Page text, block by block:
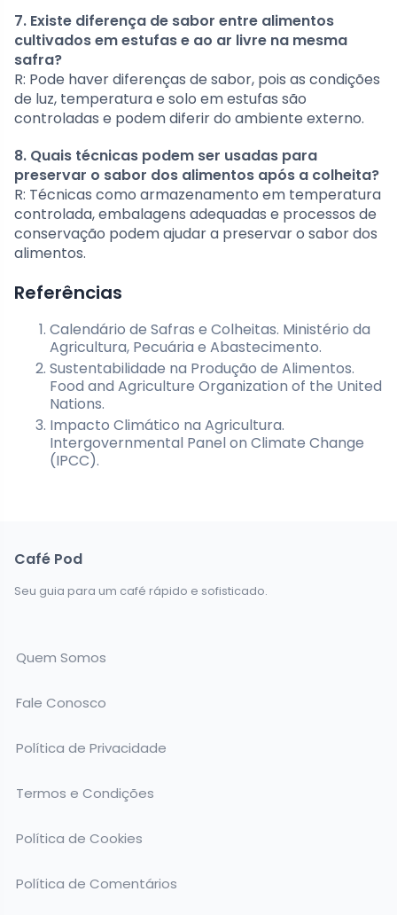
7. Existe diferença de sabor entre alimentos
cultivados em estufas e ao ar livre na mesma
safra?
R: Pode haver diferenças de sabor, pois as condições
de luz, temperatura e solo em estufas são
controladas e podem diferir do ambiente externo.
8. Quais técnicas podem ser usadas para
preservar o sabor dos alimentos após a colheita?
R: Técnicas como armazenamento em temperatura
controlada, embalagens adequadas e processos de
conservação podem ajudar a preservar o sabor dos
alimentos.
Referências
Calendário de Safras e Colheitas. Ministério da
Agricultura, Pecuária e Abastecimento.
Sustentabilidade na Produção de Alimentos.
Food and Agriculture Organization of the United
Nations.
Impacto Climático na Agricultura.
Intergovernmental Panel on Climate Change
(IPCC).
Café Pod
Seu guia para um café rápido e sofisticado.
Quem Somos
Fale Conosco
Política de Privacidade
Termos e Condições
Política de Cookies
Política de Comentários